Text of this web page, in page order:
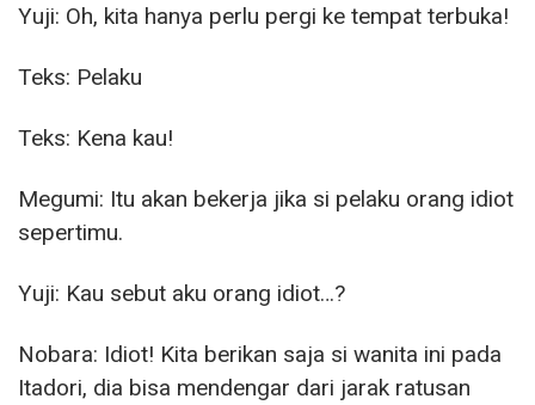
Yuji: Oh, kita hanya perlu pergi ke tempat terbuka!
Teks: Pelaku
Teks: Kena kau!
Megumi: Itu akan bekerja jika si pelaku orang idiot
sepertimu.
Yuji: Kau sebut aku orang idiot…?
Nobara: Idiot! Kita berikan saja si wanita ini pada
Itadori, dia bisa mendengar dari jarak ratusan